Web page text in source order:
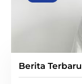
Berita Terbaru